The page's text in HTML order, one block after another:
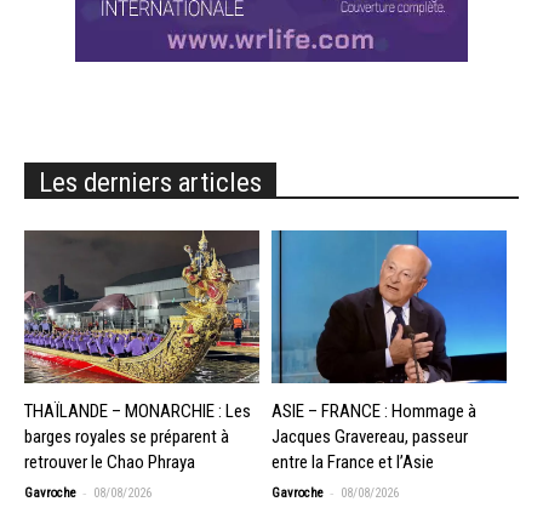
Les derniers articles
THAÏLANDE – MONARCHIE : Les
barges royales se préparent à
retrouver le Chao Phraya
Gavroche - 08/08/2026
ASIE – FRANCE : Hommage à
Jacques Gravereau, passeur
entre la France et l’Asie
Gavroche - 08/08/2026